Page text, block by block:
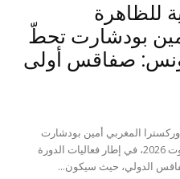
للظاهرة
بودشارت تحطّ
صفاقس أولى
المغربي أمين بودشارت
بمدينة صفاقس يوم 8 أوت 2026، في إطار فعاليات الدورة
الدولي، حيث سيكون...